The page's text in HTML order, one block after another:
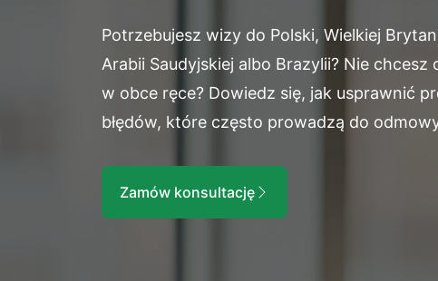
Potrzebujesz wizy do Polski, Wielkiej
Arabii Saudyjskiej albo Brazylii? Nie
w obce ręce? Dowiedz się, jak usprawnić
błędów, które często prowadzą do
Zamów konsultację